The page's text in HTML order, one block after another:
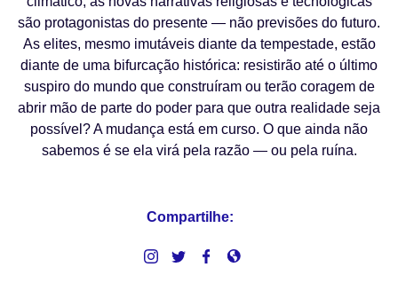
são protagonistas do presente — não previsões do futuro.
As elites, mesmo imutáveis diante da tempestade, estão
diante de uma bifurcação histórica: resistirão até o último
suspiro do mundo que construíram ou terão coragem de
abrir mão de parte do poder para que outra realidade seja
possível? A mudança está em curso. O que ainda não
sabemos é se ela virá pela razão — ou pela ruína.
Compartilhe: